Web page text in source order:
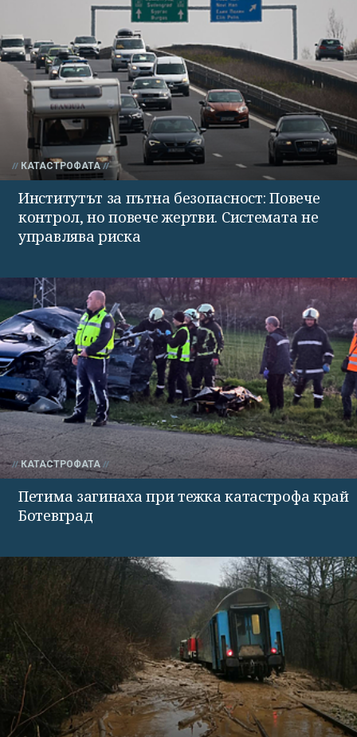
КАТАСТРОФАТА
Институтът за пътна безопасност: Повече
контрол, но повече жертви. Системата не
управлява риска
КАТАСТРОФАТА
Петима загинаха при тежка катастрофа край
Ботевград